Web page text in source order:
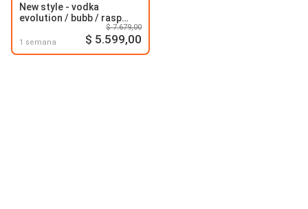
New style - vodka
evolution / bubb / rasp
1 semana
$ 7.679,00
$ 5.599,00